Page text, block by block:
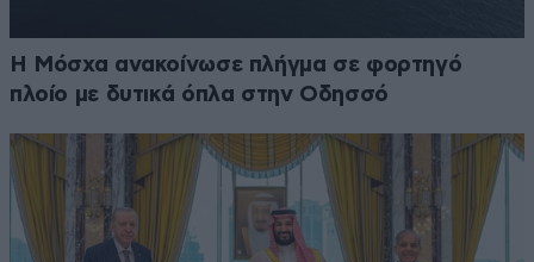
Η Μόσχα ανακοίνωσε πλήγμα σε φορτηγό
πλοίο με δυτικά όπλα στην Οδησσό